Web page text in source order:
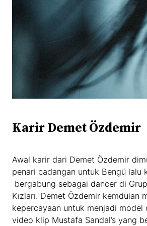
Karir Demet Özdemir
Awal karir dari Demet Özdemir
penari cadangan untuk Bengü lalu
bergabung sebagai dancer di
Kızları. Demet Özdemir kemduian
kepercayaan untuk menjadi model
video klip Mustafa Sandal’s yang